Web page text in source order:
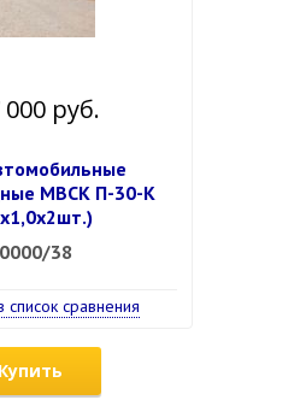
000 руб.
МВСК П-30-К
38
список сравнения
Купить